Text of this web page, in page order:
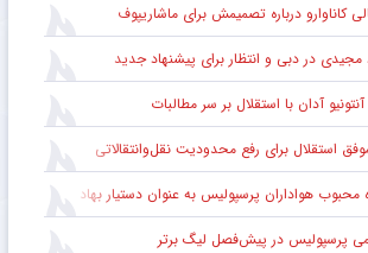
کاناوارو درباره تصمیمش برای ماشاریپوف
در دبی و انتظار برای پیشنهاد جدید
آدان با استقلال بر سر مطالبات
استقلال برای رفع محدودیت نقل‌وانتقالاتی
محبوب هواداران پرسپولیس به عنوان دستیار بهادر عبدی
پرسپولیس در پیش‌فصل لیگ برتر